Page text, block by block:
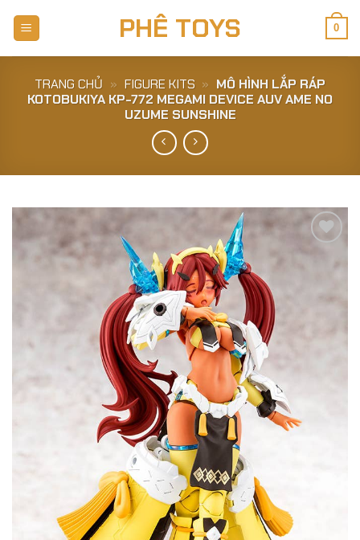
PHÊ TOYS 0
TRANG CHỦ » FIGURE KITS » MÔ HÌNH LẮP RÁP
KOTOBUKIYA KP-772 MEGAMI DEVICE AUV AME NO
UZUME SUNSHINE
Add to